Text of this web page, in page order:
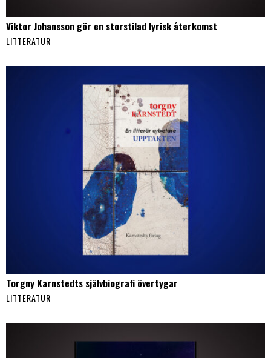
Viktor Johansson gör en storstilad lyrisk återkomst
LITTERATUR
Torgny Karnstedts självbiografi övertygar
LITTERATUR